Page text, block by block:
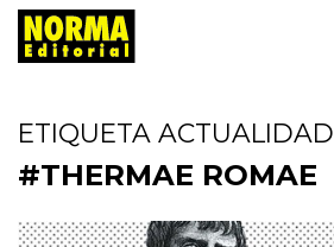
ETIQUETA ACTUALIDAD
#THERMAE ROMAE